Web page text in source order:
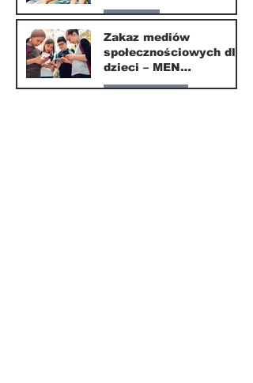
badania Krajowego
Instytutu Mediów
Parents
1 mar
Zakaz mediów
społecznościowych dla
dzieci – MEN
przedstawia projekt